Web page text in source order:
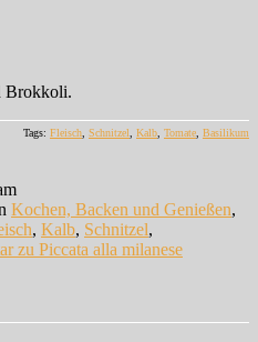
Brokkoli.
Tags: Fleisch, Schnitzel, Kalb, Tomate, Basilikum
Kochen, Backen und Genießen,
, Kalb, Schnitzel,
zu Piccata alla milanese